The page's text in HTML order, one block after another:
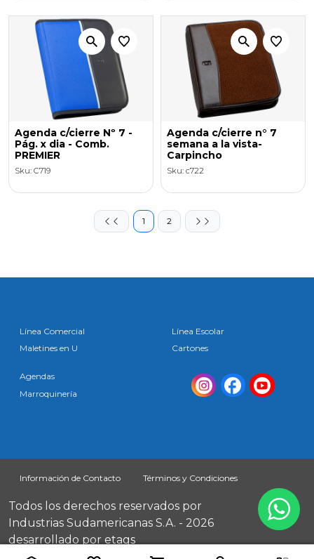
Agenda c/cierre Nº 7 -
Pág. x dia - Comb.
PREMIER
Sku: C719
Agenda c/cierre n° 7
semana a la vista-
Carpincho
Sku: c722
1 2
Línea Comercial
Maletines en U
Línea Escolar
Cartones
Agendas
Marroquinería
Información de Contacto Términos y Condiciones
Todos los derechos reservados por
Industrias Sudamericanas S.A. - 2026
desarrollado por etags